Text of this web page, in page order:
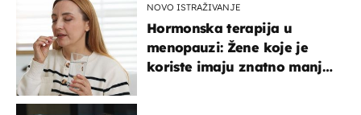
NOVO ISTRAŽIVANJE
Hormonska terapija u
menopauzi: Žene koje je
koriste imaju znatno manji